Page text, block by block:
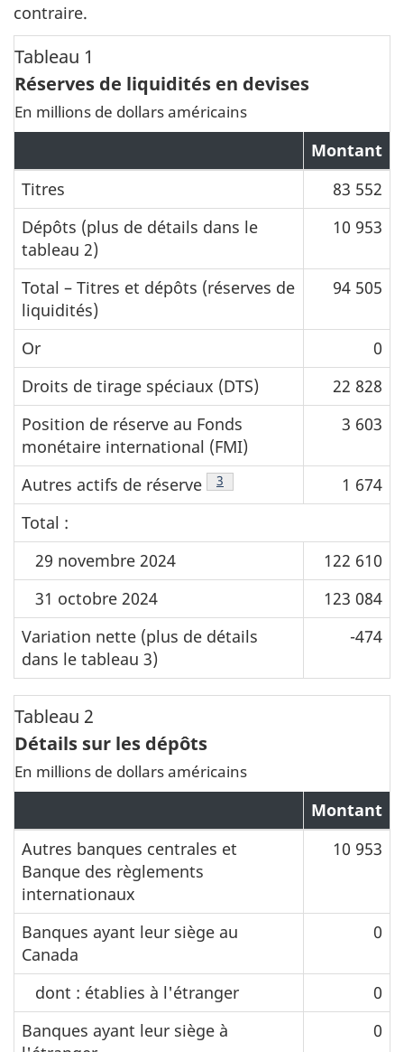
contraire.
Tableau 1
Réserves de liquidités en devises
En millions de dollars américains
Montant
Titres
83 552
Dépôts (plus de détails dans le
tableau 2)
10 953
Total – Titres et dépôts (réserves de
liquidités)
94 505
Or
0
Droits de tirage spéciaux (DTS)
22 828
Position de réserve au Fonds
monétaire international (FMI)
3 603
Autres actifs de réserve Note de bas de page
3
1 674
Total :
29 novembre 2024
122 610
31 octobre 2024
123 084
Variation nette (plus de détails
dans le tableau 3)
-474
Tableau 2
Détails sur les dépôts
En millions de dollars américains
Montant
Autres banques centrales et
Banque des règlements
internationaux
10 953
Banques ayant leur siège au
Canada
0
dont : établies à l'étranger
0
Banques ayant leur siège à
0